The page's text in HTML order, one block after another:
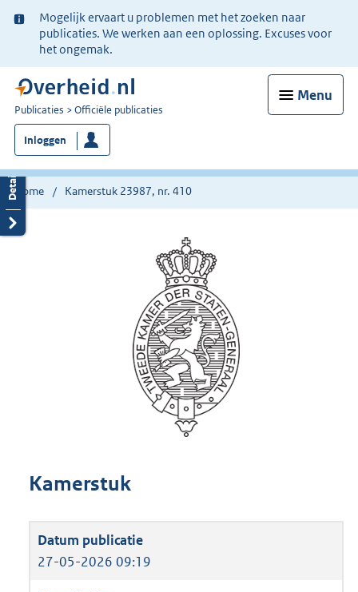
Ter
informatie:
Mogelijk ervaart u problemen met het zoeken naar
publicaties. We werken aan een oplossing. Excuses voor
het ongemak.
Menu
U
bent
nu
hier:
Publicaties Officiële publicaties
Inloggen
Home Kamerstuk 23987, nr. 410
Kamerstuk
27-05-2026 09:19